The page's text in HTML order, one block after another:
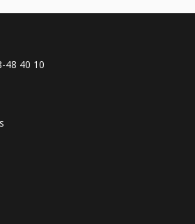
48 40 10